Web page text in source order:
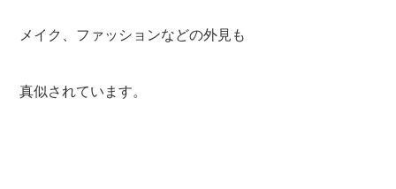
メイク、ファッションなどの外見も
真似されています。